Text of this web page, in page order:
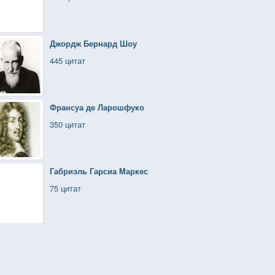
Джордж Бернард Шоу
445 цитат
Франсуа де Ларошфуко
350 цитат
Габриэль Гарсиа Маркес
75 цитат